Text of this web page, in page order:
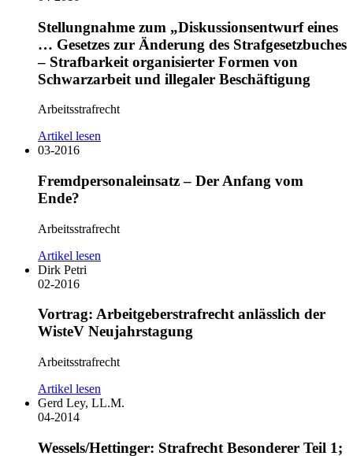
Stellungnahme zum „Diskussionsentwurf eines
… Gesetzes zur Änderung des Strafgesetzbuches
– Strafbarkeit organisierter Formen von
Schwarzarbeit und illegaler Beschäftigung
Arbeitsstrafrecht
Artikel lesen
03-2016
Fremdpersonaleinsatz – Der Anfang vom
Ende?
Arbeitsstrafrecht
Artikel lesen
Dirk Petri
02-2016
Vortrag: Arbeitgeberstrafrecht anlässlich der
WisteV Neujahrstagung
Arbeitsstrafrecht
Artikel lesen
Gerd Ley, LL.M.
04-2014
Wessels/Hettinger: Strafrecht Besonderer Teil 1;